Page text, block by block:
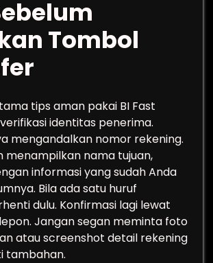
Tombol
tips aman pakai BI Fast
identitas penerima.
mengandalkan nomor rekening.
menampilkan nama tujuan,
informasi yang sudah Anda
Bila ada satu huruf
dulu. Konfirmasi lagi lewat
Jangan segan meminta foto
atau screenshot detail rekening
tambahan.